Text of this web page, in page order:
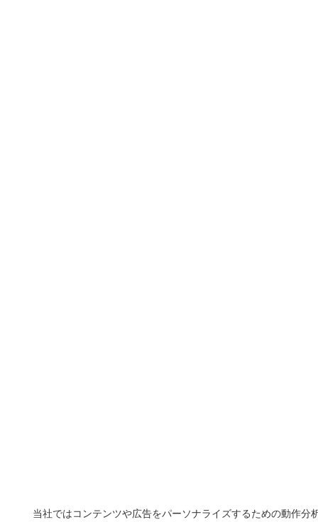
当社ではコンテンツや広告をパーソナライズするための動作分